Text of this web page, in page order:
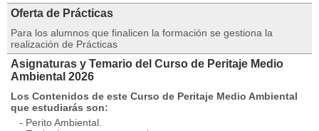
Oferta de Prácticas
Para los alumnos que finalicen la formación se gestiona la
realización de Prácticas
Asignaturas y Temario del Curso de Peritaje Medio
Ambiental 2026
Los Contenidos de este Curso de Peritaje Medio Ambiental
que estudiarás son:
- Perito Ambiental.